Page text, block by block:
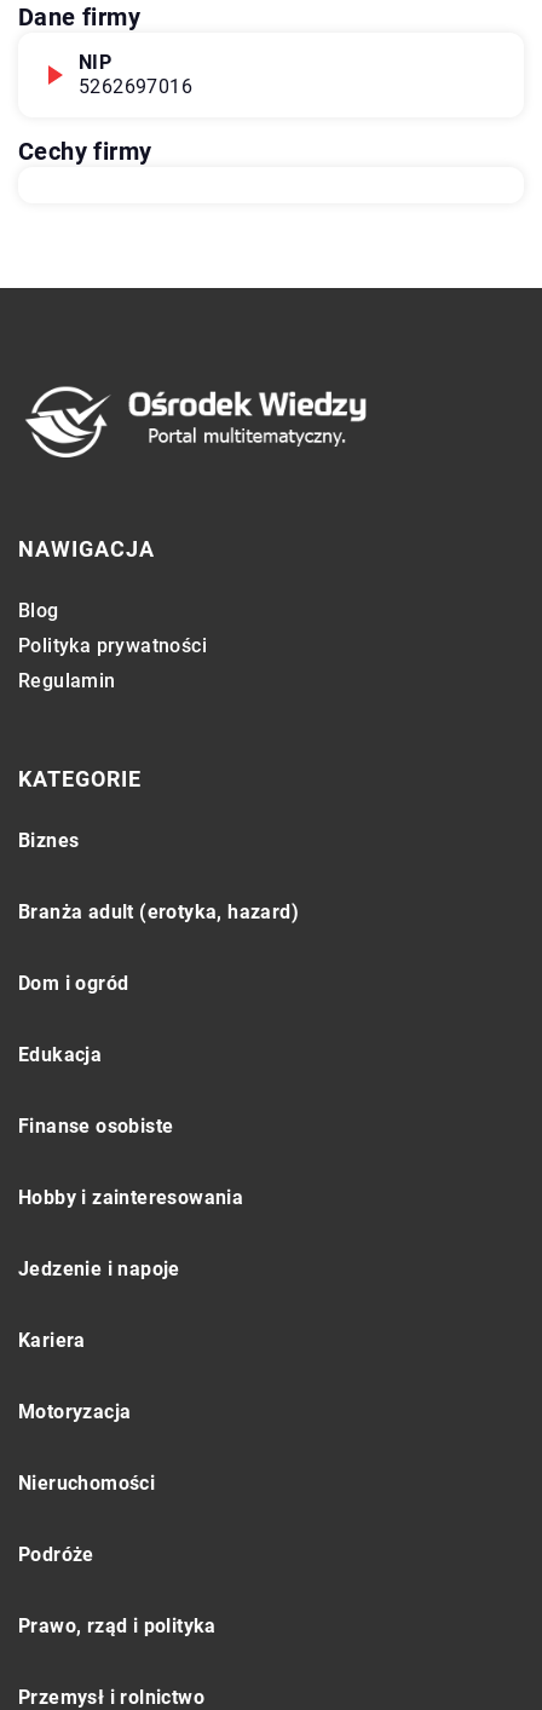
Dane firmy
NIP
5262697016
Cechy firmy
NAWIGACJA
Blog
Polityka prywatności
Regulamin
KATEGORIE
Biznes
Branża adult (erotyka, hazard)
Dom i ogród
Edukacja
Finanse osobiste
Hobby i zainteresowania
Jedzenie i napoje
Kariera
Motoryzacja
Nieruchomości
Podróże
Prawo, rząd i polityka
Przemysł i rolnictwo